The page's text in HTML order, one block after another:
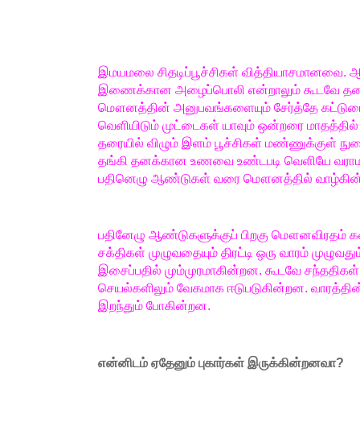
இமயமலை சிதடிப்பூச்சிகள் வித்தியாசமானவை.
இணைக்கான அழைப்பொலி என்றாலும் கூடவே
மௌனத்தின் அனுபவங்களையும் சேர்த்தே
வெளியிடும் முட்டைகள் யாவும் ஒன்றரை
தரையில் விழும் இளம் பூச்சிகள் மண்ணுக்குள்
தங்கி தனக்கான உணவை உண்டபடி வெளியே வராமல்
பதினெழு ஆண்டுகள் வரை மௌனத்தில்
பதினேழு ஆண்டுகளுக்குப் பிறகு மௌனவிரதம்
சக்திகள் முழுவதையும் திரட்டி ஒரு வாரம்
இசைப்பதில் மும்முரமாகின்றன. கூடவே
செயல்களிலும் வேகமாக ஈடுபடுகின்றன.
இறந்தும் போகின்றன.
என்னிடம் ஏதேனும் புகார்கள் இருக்கின்றனவா?